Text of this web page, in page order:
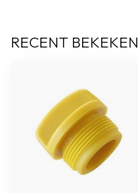
RECENT BEKEKEN